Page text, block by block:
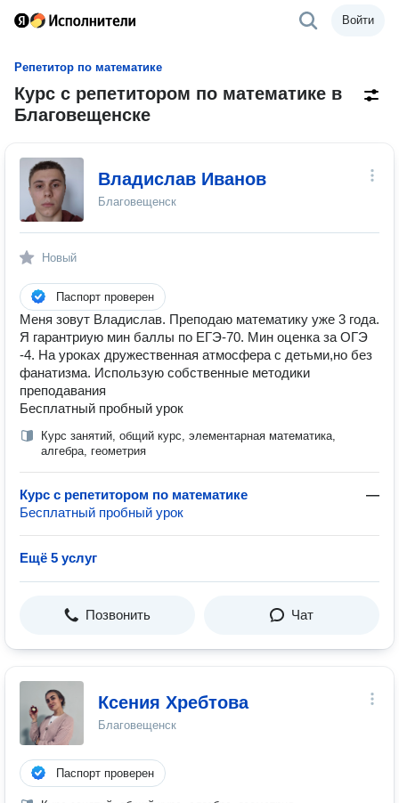
Войти
Репетитор по математике
Курс с репетитором по математике в
Благовещенске
Владислав Иванов
Благовещенск
Новый
Паспорт проверен
Меня зовут Владислав. Преподаю математику уже 3 года.
Я гарантриую мин баллы по ЕГЭ-70. Мин оценка за ОГЭ
-4. На уроках дружественная атмосфера с детьми,но без
фанатизма. Использую собственные методики
преподавания
Бесплатный пробный урок
Курс занятий, общий курс, элементарная математика,
алгебра, геометрия
Курс с репетитором по математике
—
Бесплатный пробный урок
Ещё 5 услуг
Позвонить Чат
Ксения Хребтова
Благовещенск
Паспорт проверен